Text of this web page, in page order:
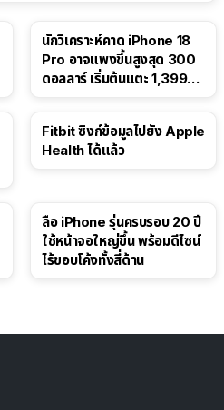
นักวิเคราะห์คาด iPhone 18
Pro อาจแพงขึ้นสูงสุด 300
ดอลลาร์ เริ่มต้นแตะ 1,399
Fitbit ซิงก์ข้อมูลไปยัง Apple
Health ได้แล้ว
ลือ iPhone รุ่นครบรอบ 20 ปี
ใช้หน้าจอใหญ่ขึ้น พร้อมดีไซน์
ไร้ขอบโค้งทั้งสี่ด้าน